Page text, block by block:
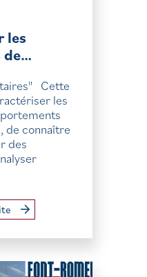
les
de…
Cette
les
de connaître
des